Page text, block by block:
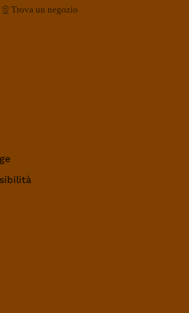
Trova un negozio